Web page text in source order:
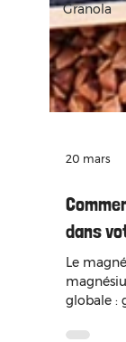
Granola
dans
Le
globale :